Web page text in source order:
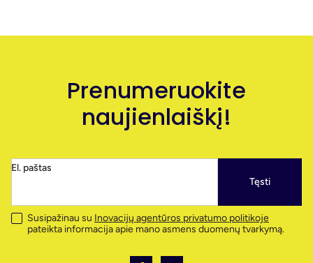
Prenumeruokite
naujienlaiškį!
El. paštas
Tęsti
Susipažinau su Inovacijų agentūros privatumo politikoje
pateikta informacija apie mano asmens duomenų tvarkymą.